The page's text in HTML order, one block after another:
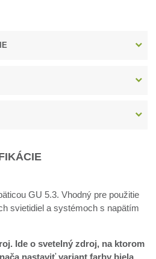
GU 5.3. Vhodný pre použitie
svietidiel a systémoch s napätím
Ide o svetelný zdroj, na ktorom
nastaviť variant farby biela